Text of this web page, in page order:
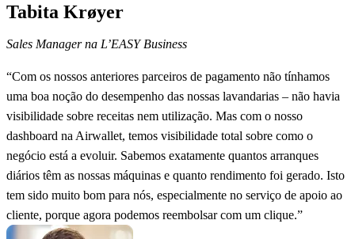
Tabita Krøyer
Sales Manager na L’EASY Business
“Com os nossos anteriores parceiros de pagamento não tínhamos
uma boa noção do desempenho das nossas lavandarias – não havia
visibilidade sobre receitas nem utilização. Mas com o nosso
dashboard na Airwallet, temos visibilidade total sobre como o
negócio está a evoluir. Sabemos exatamente quantos arranques
diários têm as nossas máquinas e quanto rendimento foi gerado. Isto
tem sido muito bom para nós, especialmente no serviço de apoio ao
cliente, porque agora podemos reembolsar com um clique.”